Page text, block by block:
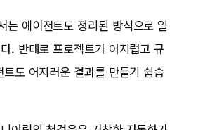
는 에이전트도 정리된 방식으로 일
. 반대로 프로젝트가 어지럽고 규
도 어지러운 결과를 만들기 쉽습